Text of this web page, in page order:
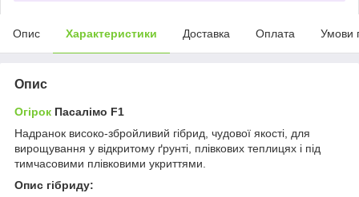
Опис Характеристики Доставка Оплата Умови
Опис
Огірок Пасалімо F1
Надранок високо-збройливий гібрид, чудової якості, для
вирощування у відкритому ґрунті, плівкових теплицях і під
тимчасовими плівковими укриттями.
Опис гібриду: